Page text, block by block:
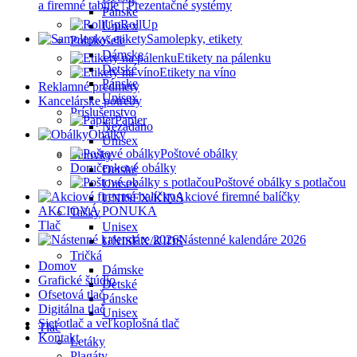
Pánske
Unisex
Polokošele
Dámske
Detské
Pánske
Unisex
Príslušenstvo
Nezadáno
Unisex
Šiltovky
Detské
Unisex
UNISEX/KIDS
Tašky
Unisex
UNISEX/KIDS
Tričká
Dámske
Detské
Pánske
Unisex
Tlač
Letáky
a firemné tabule | Prezentačné systémy
RollUp
Samolepky, etikety
Etikety na pálenku
Etikety na víno
Reklamné predmety
Kancelárske potreby
Papier
Obálky
Poštové obálky
Doručenkové obálky
Poštové obálky s potlačou
Akciové firemné balíčky
AKCIOVÁ PONUKA
Tlač
Nástenné kalendáre 2026
Domov
Grafické štúdio
Ofsetová tlač
Digitálna tlač
Sieťotlač a veľkoplošná tlač
Kontakt